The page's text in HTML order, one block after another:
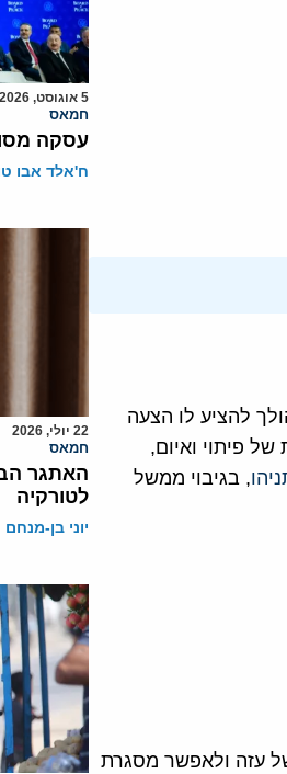
להציע לו הצעה
פיתוי ואיום,
, בגיבוי ממשל
עזה ולאפשר מסגרת
5 אוגוסט, 2026
חמאס
עסקה
ח'אלד אבו
22 יולי, 2026
חמאס
האתגר
לטורקיה
יוני בן-מנחם